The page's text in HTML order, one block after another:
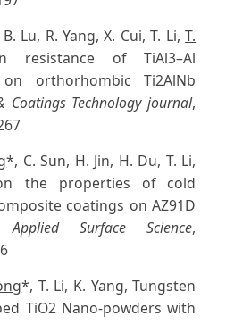
Lu, R. Yang, X. Cui, T. Li,T.
resistance of TiAl3–Al
orthorhombic Ti2AlNb
Coatings Technology journal,
*, C. Sun, H. Jin, H. Du, T. Li,
the properties of cold
coatings on AZ91D
Applied Surface Science,
*, T. Li, K. Yang, Tungsten
TiO2 Nano-powders with